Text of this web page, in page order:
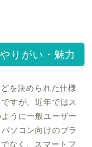
りがい・魅力
を決められた仕様
すが、近年ではス
うに一般ユーザー
ソコン向けのブラ
なく、スマートフ